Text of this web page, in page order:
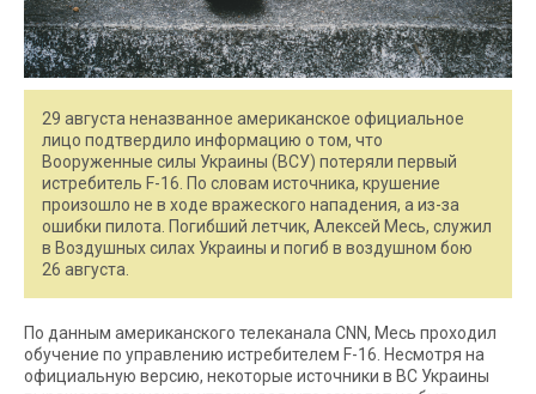
29 августа неназванное американское официальное
лицо подтвердило информацию о том, что
Вооруженные силы Украины (ВСУ) потеряли первый
истребитель F-16. По словам источника, крушение
произошло не в ходе вражеского нападения, а из-за
ошибки пилота. Погибший летчик, Алексей Месь, служил
в Воздушных силах Украины и погиб в воздушном бою
26 августа.
По данным американского телеканала CNN, Месь проходил
обучение по управлению истребителем F-16. Несмотря на
официальную версию, некоторые источники в ВС Украины